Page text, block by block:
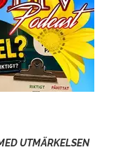
UTMÄRKELSEN